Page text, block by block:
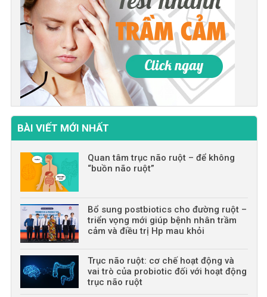
BÀI VIẾT MỚI NHẤT
Quan tâm trục não ruột – để không
“buồn não ruột”
Bổ sung postbiotics cho đường ruột –
triển vọng mới giúp bệnh nhân trầm
cảm và điều trị Hp mau khỏi
Trục não ruột: cơ chế hoạt động và
vai trò của probiotic đối với hoạt động
trục não ruột